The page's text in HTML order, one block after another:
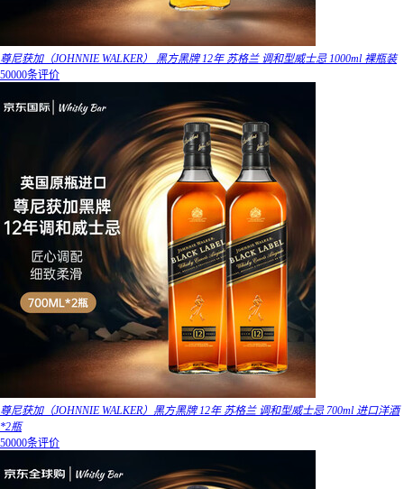
尊尼获加（JOHNNIE WALKER） 黑方黑牌 12年 苏格兰 调和型威士忌 1000ml 裸瓶装
50000条评价
尊尼获加（JOHNNIE WALKER）黑方黑牌 12年 苏格兰 调和型威士忌 700ml 进口洋酒
*2瓶
50000条评价